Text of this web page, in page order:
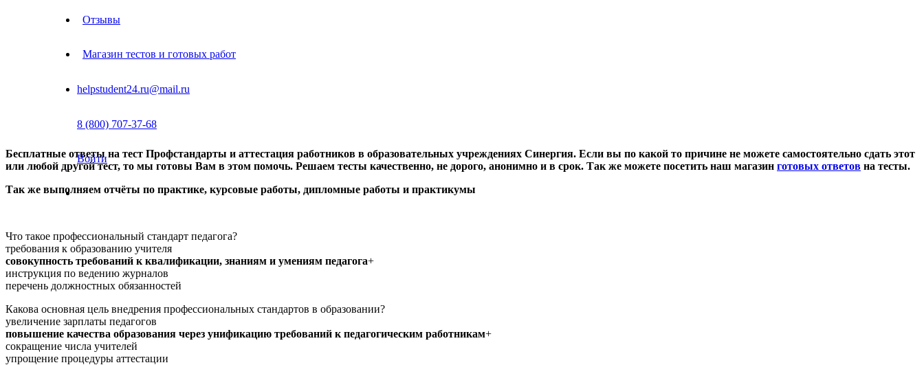
Отзывы
Магазин тестов и готовых работ
helpstudent24.ru@mail.ru
8 (800) 707-37-68
Войти
Бесплатные ответы на тест Профстандарты и аттестация работников в образовательных учреждениях Синергия. Если вы по какой то причине не можете самостоятельно сдать этот
или любой другой тест, то мы готовы Вам в этом помочь. Решаем тесты качественно, не дорого, анонимно и в срок. Так же можете посетить наш магазин готовых ответов на тесты.
Так же выполняем отчёты по практике, курсовые работы, дипломные работы и практикумы
Что такое профессиональный стандарт педагога?
требования к образованию учителя
совокупность требований к квалификации, знаниям и умениям педагога+
инструкция по ведению журналов
перечень должностных обязанностей
Какова основная цель внедрения профессиональных стандартов в образовании?
увеличение зарплаты педагогов
повышение качества образования через унификацию требований к педагогическим работникам+
сокращение числа учителей
упрощение процедуры аттестации